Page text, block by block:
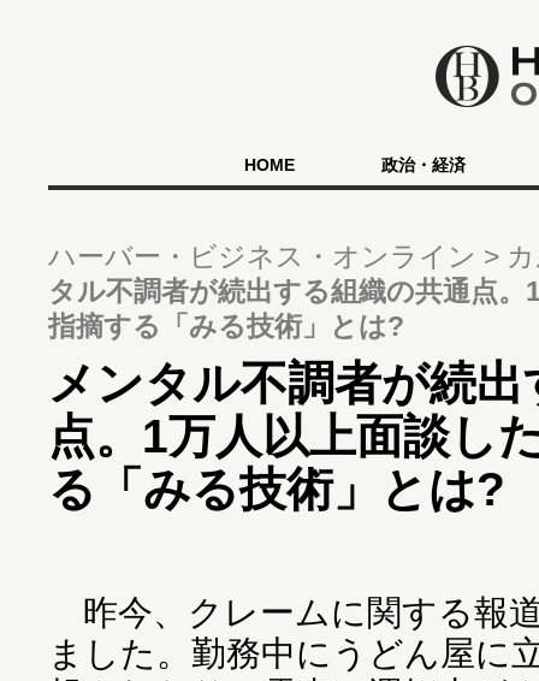
HOME 政治・経済
ハーバー・ビジネス・オンライン
タル不調者が続出する組織の共通点
指摘する「みる技術」とは?
メンタル不調者が続
点。1万人以上面談し
る「みる技術」とは?
昨今、クレームに関する報
ました。勤務中にうどん屋に